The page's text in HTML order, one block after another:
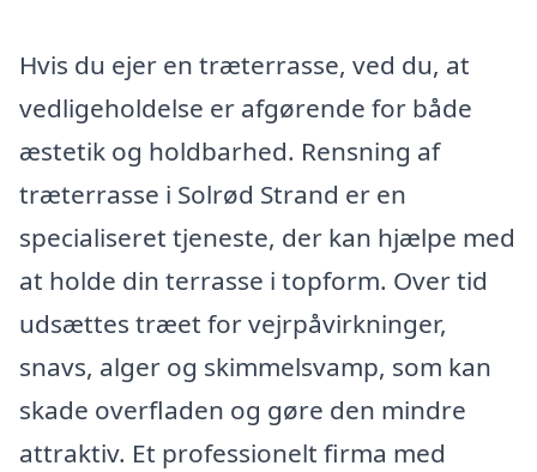
Hvis du ejer en træterrasse, ved du, at
vedligeholdelse er afgørende for både
æstetik og holdbarhed. Rensning af
træterrasse i Solrød Strand er en
specialiseret tjeneste, der kan hjælpe med
at holde din terrasse i topform. Over tid
udsættes træet for vejrpåvirkninger,
snavs, alger og skimmelsvamp, som kan
skade overfladen og gøre den mindre
attraktiv. Et professionelt firma med